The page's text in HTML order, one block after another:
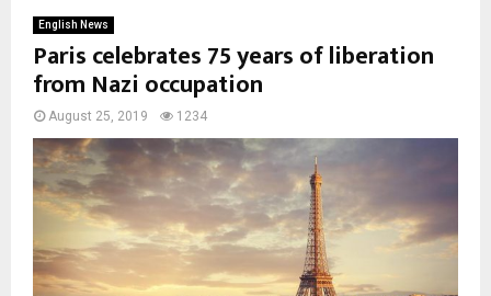
English News
Paris celebrates 75 years of liberation
from Nazi occupation
August 25, 2019 1234